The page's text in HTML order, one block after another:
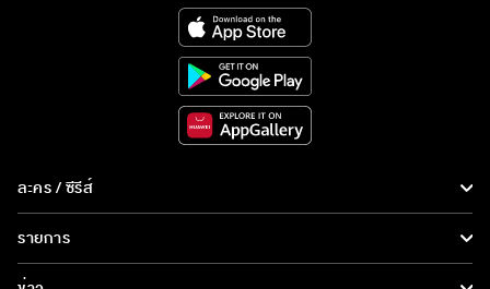
ละคร / ซีรีส์
ละคร/ซีรีส์
ซีรีส์นานาชาติ
รายการ
รายการทั้งหมด